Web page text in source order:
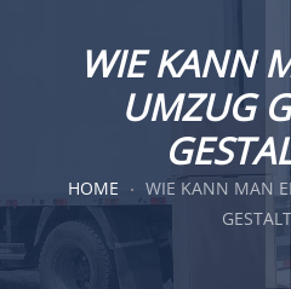
WIE KANN
UMZUG
HOME
WIE KANN MAN